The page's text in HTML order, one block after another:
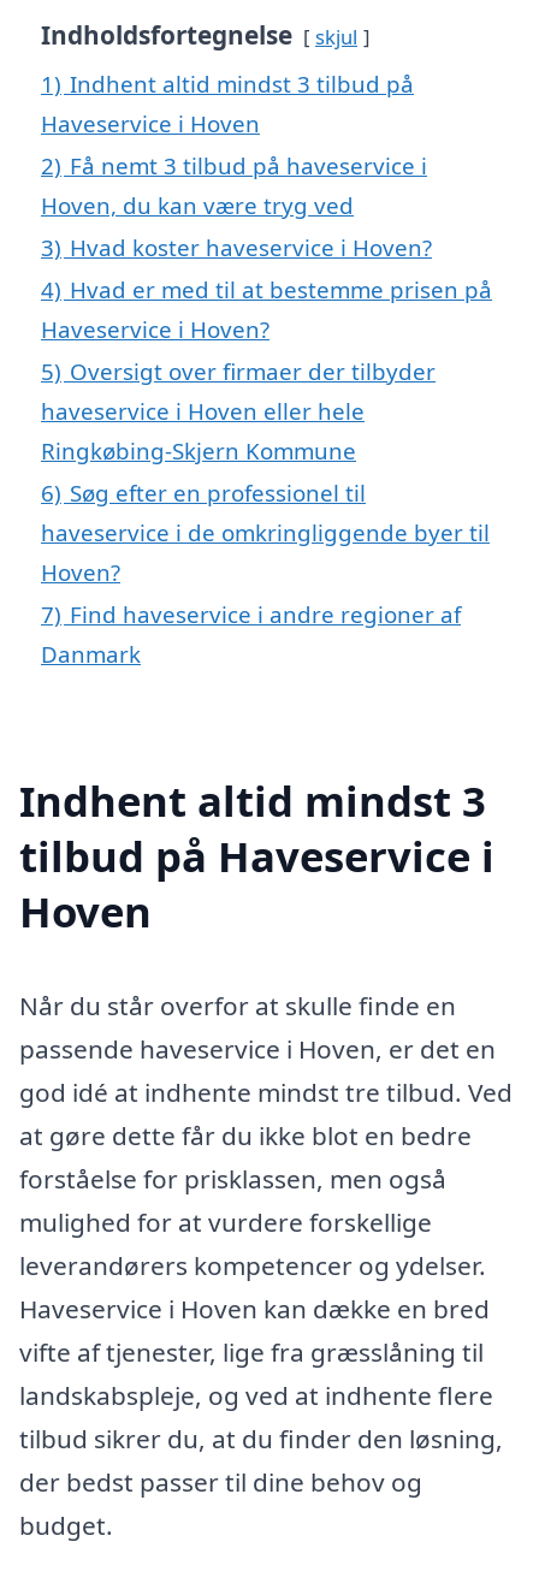
Indholdsfortegnelse skjul
1) Indhent altid mindst 3 tilbud på
Haveservice i Hoven
2) Få nemt 3 tilbud på haveservice i
Hoven, du kan være tryg ved
3) Hvad koster haveservice i Hoven?
4) Hvad er med til at bestemme prisen på
Haveservice i Hoven?
5) Oversigt over firmaer der tilbyder
haveservice i Hoven eller hele
Ringkøbing-Skjern Kommune
6) Søg efter en professionel til
haveservice i de omkringliggende byer til
Hoven?
7) Find haveservice i andre regioner af
Danmark
Indhent altid mindst 3
tilbud på Haveservice i
Hoven
Når du står overfor at skulle finde en
passende haveservice i Hoven, er det en
god idé at indhente mindst tre tilbud. Ved
at gøre dette får du ikke blot en bedre
forståelse for prisklassen, men også
mulighed for at vurdere forskellige
leverandørers kompetencer og ydelser.
Haveservice i Hoven kan dække en bred
vifte af tjenester, lige fra græsslåning til
landskabspleje, og ved at indhente flere
tilbud sikrer du, at du finder den løsning,
der bedst passer til dine behov og
budget.